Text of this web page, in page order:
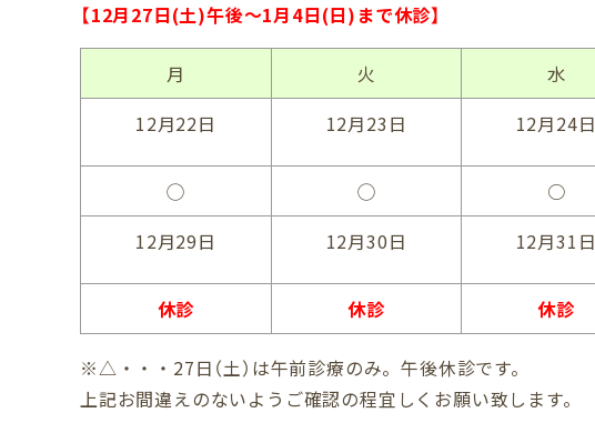
【12月27日(土)午後～1月4日(日)まで休診】
月 火 水
12月22日
12月23日 12月24日
◯ ◯ ○
12月29日
12月30日 12月31日
休診 休診 休診
※△・・・27日（土）は午前診療のみ。午後休診です。
上記お間違えのないようご確認の程宜しくお願い致します。